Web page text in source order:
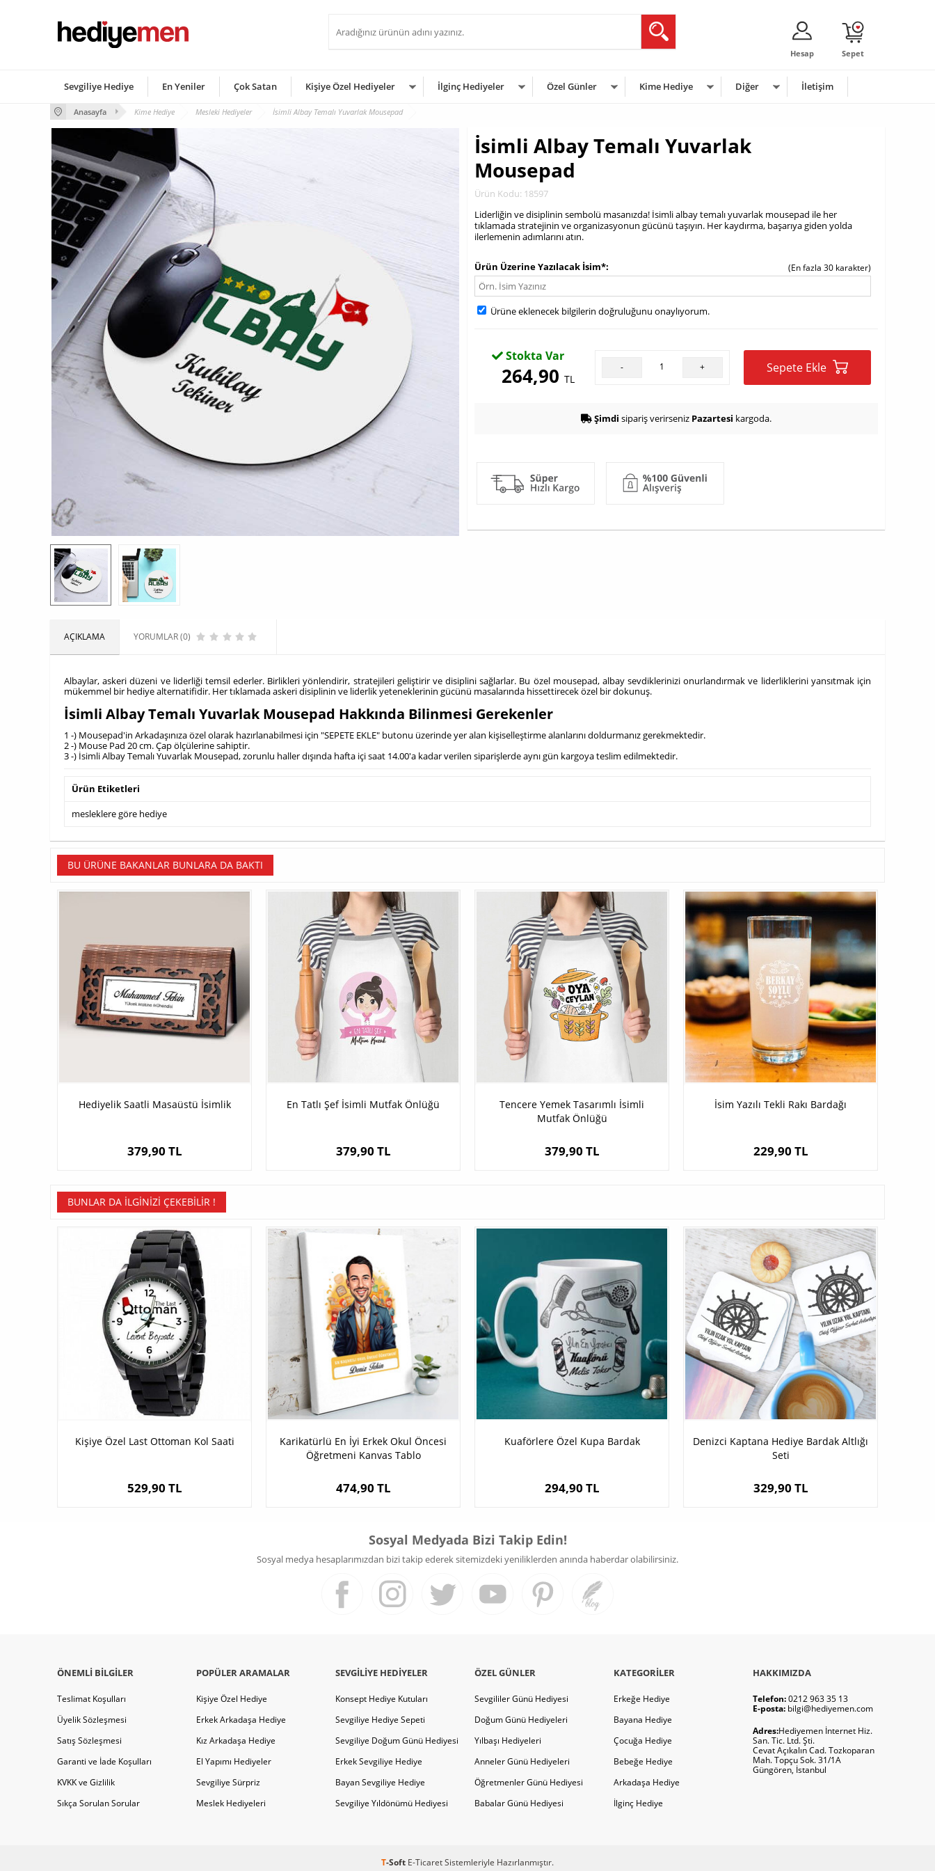
Sepet
Hesap
Sevgiliye Hediye En Yeniler Çok Satan Kişiye Özel Hediyeler İlginç Hediyeler Özel Günler Kime Hediye Diğer İletişim
Anasayfa Kime Hediye Mesleki Hediyeler İsimli Albay Temalı Yuvarlak Mousepad
İsimli Albay Temalı Yuvarlak
Mousepad
Ürün Kodu: 18597
Liderliğin ve disiplinin sembolü masanızda! İsimli albay temalı yuvarlak mousepad ile her
tıklamada stratejinin ve organizasyonun gücünü taşıyın. Her kaydırma, başarıya giden yolda
ilerlemenin adımlarını atın.
Ürün Üzerine Yazılacak İsim*
(En fazla 30 karakter)
Ürüne eklenecek bilgilerin doğruluğunu onaylıyorum.
Stokta Var
264,90TL
- + Sepete Ekle
Şimdi sipariş verirseniz Pazartesi kargoda.
AÇIKLAMA YORUMLAR (0)
Albaylar, askeri düzeni ve liderliği temsil ederler. Birlikleri yönlendirir, stratejileri geliştirir ve disiplini sağlarlar. Bu özel mousepad, albay sevdiklerinizi onurlandırmak ve liderliklerini yansıtmak için
mükemmel bir hediye alternatifidir. Her tıklamada askeri disiplinin ve liderlik yeteneklerinin gücünü masalarında hissettirecek özel bir dokunuş.
İsimli Albay Temalı Yuvarlak Mousepad Hakkında Bilinmesi Gerekenler
1 -) Mousepad'in Arkadaşınıza özel olarak hazırlanabilmesi için "SEPETE EKLE" butonu üzerinde yer alan kişiselleştirme alanlarını doldurmanız gerekmektedir.
2 -) Mouse Pad 20 cm. Çap ölçülerine sahiptir.
3 -) İsimli Albay Temalı Yuvarlak Mousepad, zorunlu haller dışında hafta içi saat 14.00'a kadar verilen siparişlerde aynı gün kargoya teslim edilmektedir.
Ürün Etiketleri
mesleklere göre hediye
BU ÜRÜNE BAKANLAR BUNLARA DA BAKTI
Hediyelik Saatli Masaüstü İsimlik
379,90 TL
En Tatlı Şef İsimli Mutfak Önlüğü
379,90 TL
Tencere Yemek Tasarımlı İsimli
Mutfak Önlüğü
379,90 TL
İsim Yazılı Tekli Rakı Bardağı
229,90 TL
BUNLAR DA İLGINIZI ÇEKEBILIR !
Kişiye Özel Last Ottoman Kol Saati
529,90 TL
Karikatürlü En İyi Erkek Okul Öncesi
Öğretmeni Kanvas Tablo
474,90 TL
Kuaförlere Özel Kupa Bardak
294,90 TL
Denizci Kaptana Hediye Bardak Altlığı
Seti
329,90 TL
Sosyal Medyada Bizi Takip Edin!
Sosyal medya hesaplarımızdan bizi takip ederek sitemizdeki yeniliklerden anında haberdar olabilirsiniz.
ÖNEMLI BILGILER
Teslimat Koşulları
Üyelik Sözleşmesi
Satış Sözleşmesi
Garanti ve İade Koşulları
KVKK ve Gizlilik
Sıkça Sorulan Sorular
POPÜLER ARAMALAR
Kişiye Özel Hediye
Erkek Arkadaşa Hediye
Kız Arkadaşa Hediye
El Yapımı Hediyeler
Sevgiliye Sürpriz
Meslek Hediyeleri
SEVGILIYE HEDIYELER
Konsept Hediye Kutuları
Sevgiliye Hediye Sepeti
Sevgiliye Doğum Günü Hediyesi
Erkek Sevgiliye Hediye
Bayan Sevgiliye Hediye
Sevgiliye Yıldönümü Hediyesi
ÖZEL GÜNLER
Sevgililer Günü Hediyesi
Doğum Günü Hediyeleri
Yılbaşı Hediyeleri
Anneler Günü Hediyeleri
Öğretmenler Günü Hediyesi
Babalar Günü Hediyesi
KATEGORILER
Erkeğe Hediye
Bayana Hediye
Çocuğa Hediye
Bebeğe Hediye
Arkadaşa Hediye
İlginç Hediye
HAKKIMIZDA
Telefon:0212 963 35 13
E-posta: bilgi@hediyemen.com
Adres:Hediyemen İnternet Hiz.
San. Tic. Ltd. Şti.
Cevat Açıkalın Cad. Tozkoparan
Mah. Topçu Sok. 31/1A
Güngören, İstanbul
T-Soft E-TicaretSistemleriyle Hazırlanmıştır.